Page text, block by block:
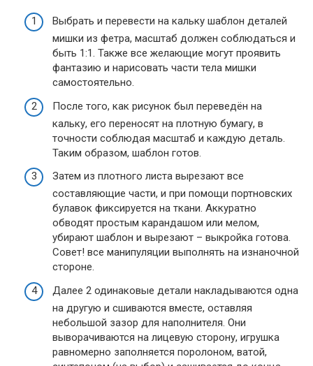
Выбрать и перевести на кальку шаблон деталей
мишки из фетра, масштаб должен соблюдаться и
быть 1:1. Также все желающие могут проявить
фантазию и нарисовать части тела мишки
самостоятельно.
После того, как рисунок был переведён на
кальку, его переносят на плотную бумагу, в
точности соблюдая масштаб и каждую деталь.
Таким образом, шаблон готов.
Затем из плотного листа вырезают все
составляющие части, и при помощи портновских
булавок фиксируется на ткани. Аккуратно
обводят простым карандашом или мелом,
убирают шаблон и вырезают – выкройка готова.
Совет! все манипуляции выполнять на изнаночной
стороне.
Далее 2 одинаковые детали накладываются одна
на другую и сшиваются вместе, оставляя
небольшой зазор для наполнителя. Они
выворачиваются на лицевую сторону, игрушка
равномерно заполняется поролоном, ватой,